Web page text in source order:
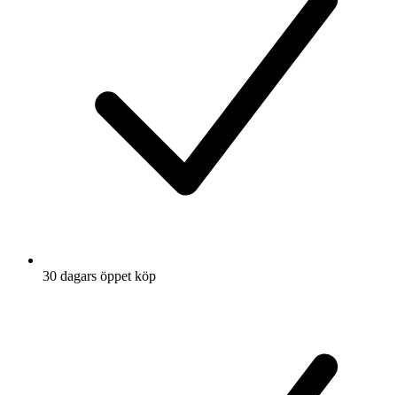
30 dagars öppet köp